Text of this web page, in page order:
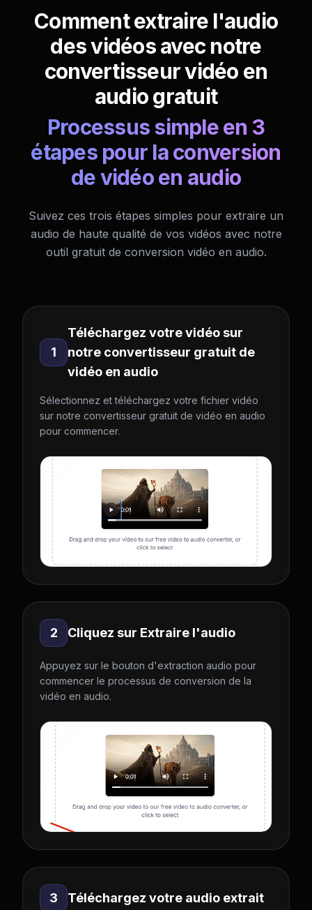
Comment extraire l'audio
des vidéos avec notre
convertisseur vidéo en
audio gratuit
Processus simple en 3
étapes pour la conversion
de vidéo en audio
Suivez ces trois étapes simples pour extraire un
audio de haute qualité de vos vidéos avec notre
outil gratuit de conversion vidéo en audio.
1
Téléchargez votre vidéo sur
notre convertisseur gratuit de
vidéo en audio
Sélectionnez et téléchargez votre fichier vidéo
sur notre convertisseur gratuit de vidéo en audio
pour commencer.
2 Cliquez sur Extraire l'audio
Appuyez sur le bouton d'extraction audio pour
commencer le processus de conversion de la
vidéo en audio.
3 Téléchargez votre audio extrait